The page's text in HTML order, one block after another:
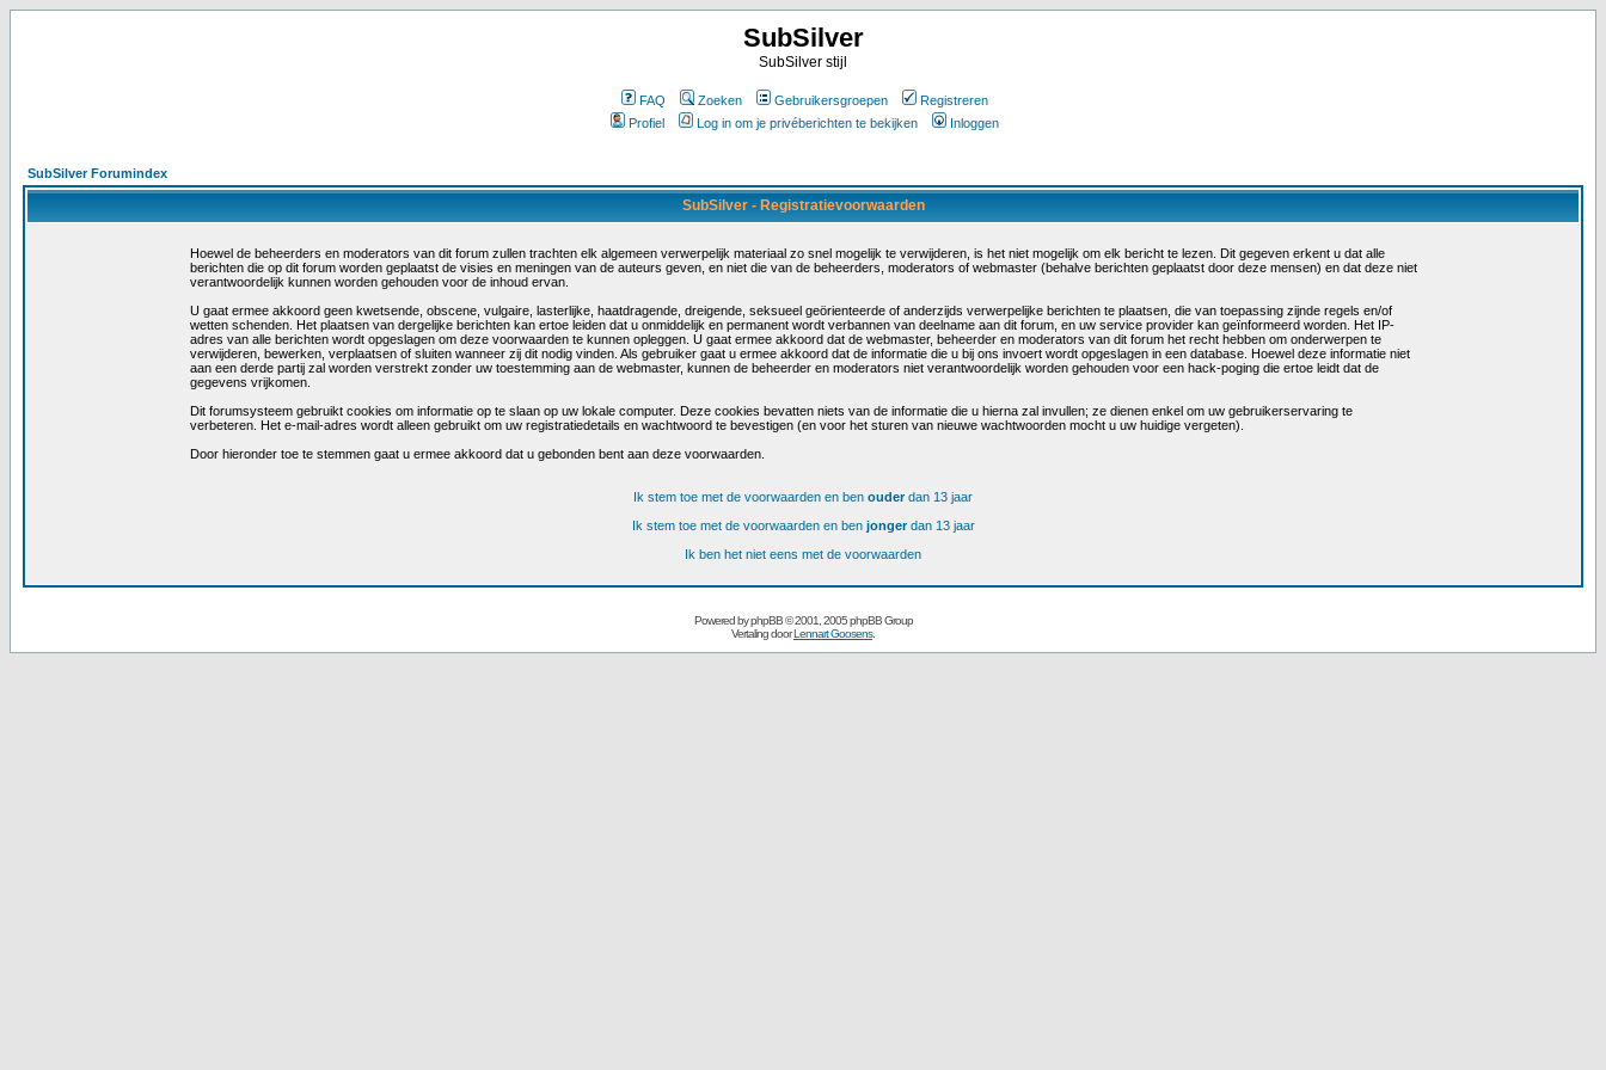
SubSilver
SubSilver stijl
FAQ Zoeken Gebruikersgroepen
Registreren
Profiel
Log in om je privéberichten te bekijken Inloggen
SubSilver Forumindex
SubSilver - Registratievoorwaarden
Hoewel de beheerders en moderators van dit forum zullen trachten elk algemeen verwerpelijk materiaal zo snel mogelijk te verwijderen, is het niet mogelijk om elk bericht te lezen. Dit gegeven erkent u dat alle
berichten die op dit forum worden geplaatst de visies en meningen van de auteurs geven, en niet die van de beheerders, moderators of webmaster (behalve berichten geplaatst door deze mensen) en dat deze niet
verantwoordelijk kunnen worden gehouden voor de inhoud ervan.
U gaat ermee akkoord geen kwetsende, obscene, vulgaire, lasterlijke, haatdragende, dreigende, seksueel geörienteerde of anderzijds verwerpelijke berichten te plaatsen, die van toepassing zijnde regels en/of
wetten schenden. Het plaatsen van dergelijke berichten kan ertoe leiden dat u onmiddelijk en permanent wordt verbannen van deelname aan dit forum, en uw service provider kan geïnformeerd worden. Het IP-
adres van alle berichten wordt opgeslagen om deze voorwaarden te kunnen opleggen. U gaat ermee akkoord dat de webmaster, beheerder en moderators van dit forum het recht hebben om onderwerpen te
verwijderen, bewerken, verplaatsen of sluiten wanneer zij dit nodig vinden. Als gebruiker gaat u ermee akkoord dat de informatie die u bij ons invoert wordt opgeslagen in een database. Hoewel deze informatie niet
aan een derde partij zal worden verstrekt zonder uw toestemming aan de webmaster, kunnen de beheerder en moderators niet verantwoordelijk worden gehouden voor een hack-poging die ertoe leidt dat de
gegevens vrijkomen.
Dit forumsysteem gebruikt cookies om informatie op te slaan op uw lokale computer. Deze cookies bevatten niets van de informatie die u hierna zal invullen; ze dienen enkel om uw gebruikerservaring te
verbeteren. Het e-mail-adres wordt alleen gebruikt om uw registratiedetails en wachtwoord te bevestigen (en voor het sturen van nieuwe wachtwoorden mocht u uw huidige vergeten).
Door hieronder toe te stemmen gaat u ermee akkoord dat u gebonden bent aan deze voorwaarden.
Ik stem toe met de voorwaarden en ben ouderdan 13 jaar
Ik stem toe met de voorwaarden en ben jongerdan 13 jaar
Ik ben het niet eens met de voorwaarden
Powered byphpBB© 2001, 2005 phpBB Group
Vertaling doorLennart Goosens.